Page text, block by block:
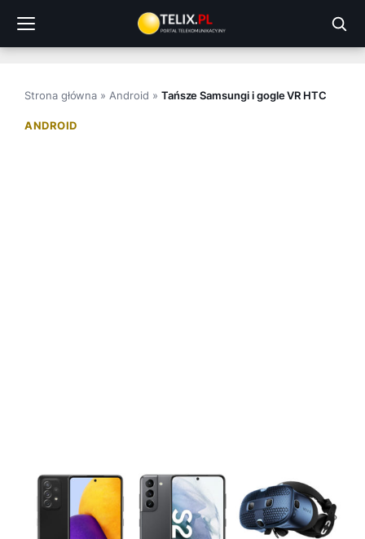
treści
Strona główna » Android » Tańsze Samsungi i gogle VR HTC
ANDROID